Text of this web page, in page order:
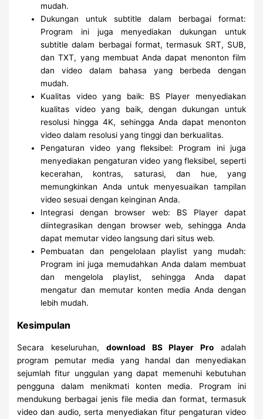
mudah.
Dukungan untuk subtitle dalam berbagai format:
Program ini juga menyediakan dukungan untuk
subtitle dalam berbagai format, termasuk SRT, SUB,
dan TXT, yang membuat Anda dapat menonton film
dan video dalam bahasa yang berbeda dengan
mudah.
Kualitas video yang baik: BS Player menyediakan
kualitas video yang baik, dengan dukungan untuk
resolusi hingga 4K, sehingga Anda dapat menonton
video dalam resolusi yang tinggi dan berkualitas.
Pengaturan video yang fleksibel: Program ini juga
menyediakan pengaturan video yang fleksibel, seperti
kecerahan, kontras, saturasi, dan hue, yang
memungkinkan Anda untuk menyesuaikan tampilan
video sesuai dengan keinginan Anda.
Integrasi dengan browser web: BS Player dapat
diintegrasikan dengan browser web, sehingga Anda
dapat memutar video langsung dari situs web.
Pembuatan dan pengelolaan playlist yang mudah:
Program ini juga memudahkan Anda dalam membuat
dan mengelola playlist, sehingga Anda dapat
mengatur dan memutar konten media Anda dengan
lebih mudah.
Kesimpulan
Secara keseluruhan, download BS Player Pro adalah
program pemutar media yang handal dan menyediakan
sejumlah fitur unggulan yang dapat memenuhi kebutuhan
pengguna dalam menikmati konten media. Program ini
mendukung berbagai jenis file media dan format, termasuk
video dan audio, serta menyediakan fitur pengaturan video